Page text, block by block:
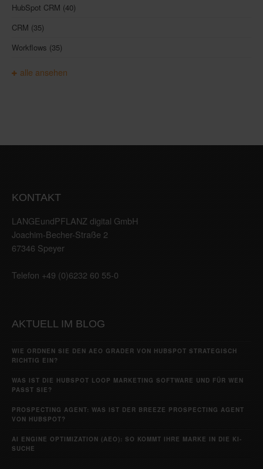
HubSpot CRM (40)
CRM (35)
Workflows (35)
alle ansehen
KONTAKT
LANGEundPFLANZ digital GmbH
Joachim-Becher-Straße 2
67346 Speyer
Telefon +49 (0)6232 60 55-0
AKTUELL IM BLOG
WIE ORDNEN SIE DEN AEO GRADER VON HUBSPOT STRATEGISCH
RICHTIG EIN?
WAS IST DIE HUBSPOT LOOP MARKETING SOFTWARE UND FÜR WEN
PASST SIE?
PROSPECTING AGENT: WAS IST DER BREEZE PROSPECTING AGENT
VON HUBSPOT?
AI ENGINE OPTIMIZATION (AEO): SO KOMMT IHRE MARKE IN DIE KI-
SUCHE